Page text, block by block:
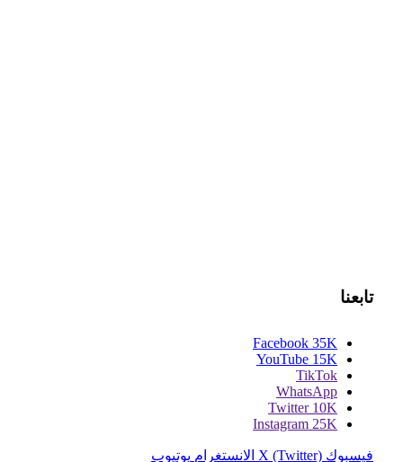
تابعنا
Facebook 35K
YouTube 15K
TikTok
WhatsApp
Twitter 10K
Instagram 25K
فيسبوك X (Twitter) الانستغرام يوتيوب